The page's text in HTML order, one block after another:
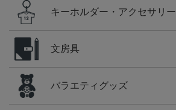
キーホルダー・アクセサリー
文房具
バラエティグッズ